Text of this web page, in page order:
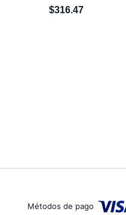
$316.47
Métodos de pago